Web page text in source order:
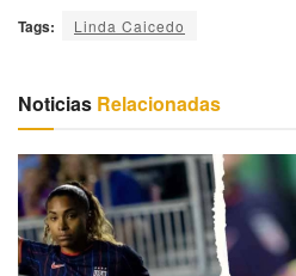
Tags: Linda Caicedo
Noticias Relacionadas